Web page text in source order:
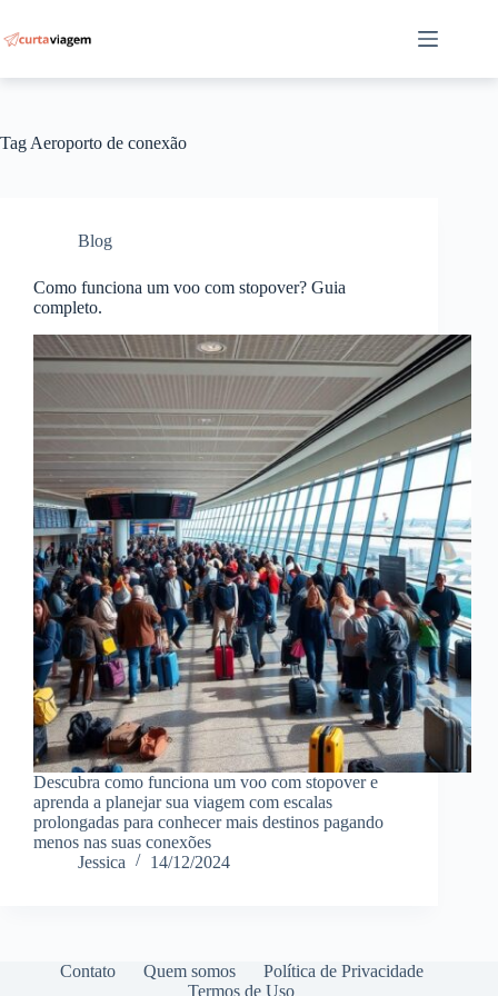
para
o
Tag Aeroporto de conexão
Blog
Como funciona um voo com stopover? Guia
completo.
Descubra como funciona um voo com stopover e
aprenda a planejar sua viagem com escalas
prolongadas para conhecer mais destinos pagando
menos nas suas conexões
Jessica
14/12/2024
Contato Quem somos
Política de Privacidade
Termos de Uso